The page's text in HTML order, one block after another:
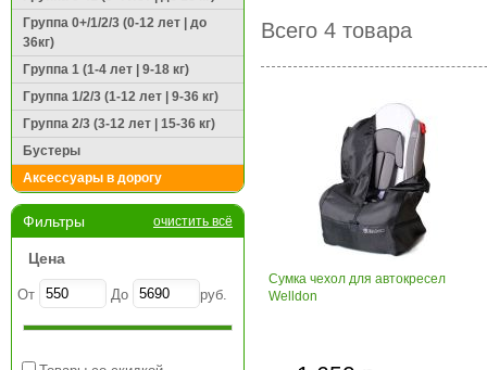
Группа 0+/1/2/3 (0-12 лет | до
36кг)
Группа 1 (1-4 лет | 9-18 кг)
Группа 1/2/3 (1-12 лет | 9-36 кг)
Группа 2/3 (3-12 лет | 15-36 кг)
Бустеры
Аксессуары в дорогу
Фильтры очистить всё
Цена
От До руб.
Всего 4 товара
Сумка чехол для автокресел
Welldon